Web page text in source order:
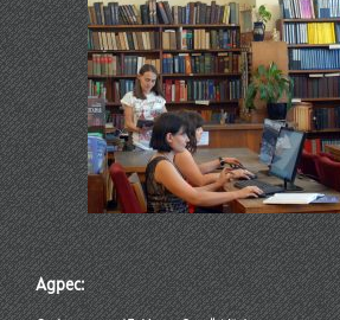
Адрес: